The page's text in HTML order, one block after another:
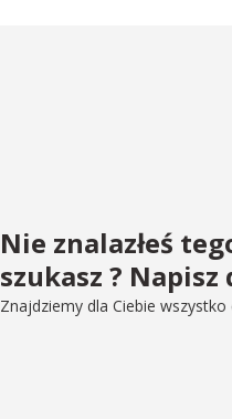
Nie znalazłeś
szukasz ? Napisz
Znajdziemy dla Ciebie